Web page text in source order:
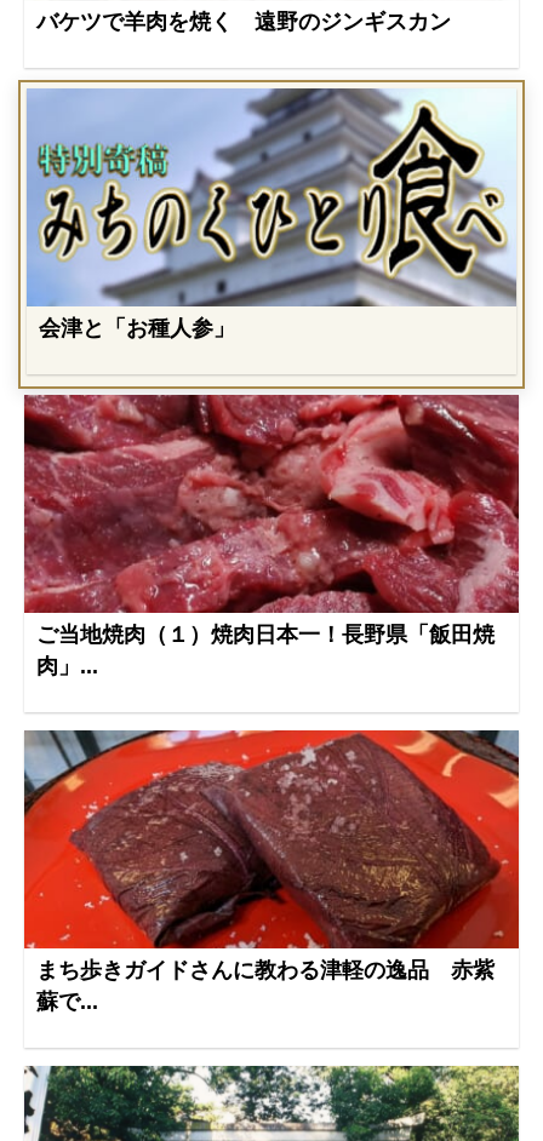
バケツで羊肉を焼く 遠野のジンギスカン
会津と「お種人参」
ご当地焼肉（１）焼肉日本一！長野県「飯田焼
肉」...
まち歩きガイドさんに教わる津軽の逸品 赤紫
蘇で...